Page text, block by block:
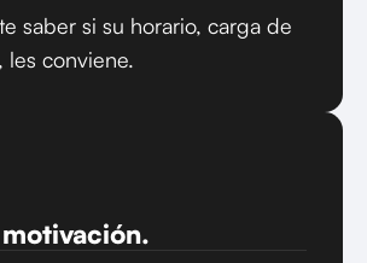
saber si su horario, carga de
les conviene.
motivación.